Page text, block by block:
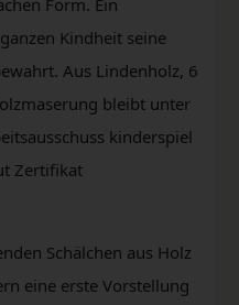
Kindheit seine
Aus Lindenholz, 6
bleibt unter
kinderspiel
Zertifikat
Schälchen aus Holz
eine erste Vorstellung